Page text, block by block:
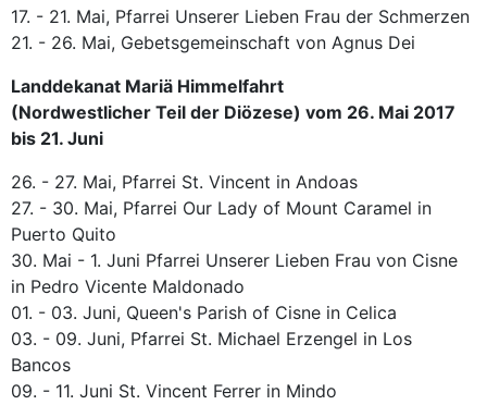
17. - 21. Mai, Pfarrei Unserer Lieben Frau der Schmerzen
21. - 26. Mai, Gebetsgemeinschaft von Agnus Dei
Landdekanat Mariä Himmelfahrt
(Nordwestlicher Teil der Diözese) vom 26. Mai 2017
bis 21. Juni
26. - 27. Mai, Pfarrei St. Vincent in Andoas
27. - 30. Mai, Pfarrei Our Lady of Mount Caramel in
Puerto Quito
30. Mai - 1. Juni Pfarrei Unserer Lieben Frau von Cisne
in Pedro Vicente Maldonado
01. - 03. Juni, Queen's Parish of Cisne in Celica
03. - 09. Juni, Pfarrei St. Michael Erzengel in Los
Bancos
09. - 11. Juni St. Vincent Ferrer in Mindo